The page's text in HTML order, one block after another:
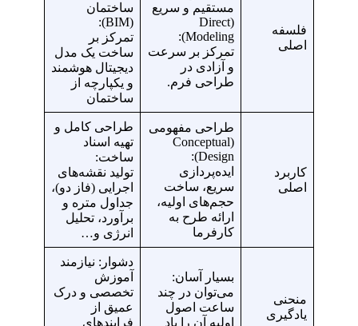
فلسفه
اصلی
مستقیم و سریع
(Direct
Modeling):
تمرکز بر سرعت
و آزادی در
طراحی فرم.
ساختمان
(BIM):
تمرکز بر
ساخت یک مدل
دیجیتال هوشمند
و یکپارچه از
ساختمان
کاربرد
اصلی
طراحی مفهومی
(Conceptual
Design):
ایده‌پردازی
سریع، ساخت
حجم‌های اولیه،
ارائه طرح به
کارفرما
طراحی کامل و
تهیه اسناد
ساخت:
تولید نقشه‌های
اجرایی (فاز دو)،
جداول متره و
برآورد، تحلیل
انرژی و…
منحنی
یادگیری
بسیار آسان:
می‌توان در چند
ساعت اصول
اولیه آن را یاد
دشوار: نیازمند
آموزش
تخصصی و درک
عمیق از
فرایندهای